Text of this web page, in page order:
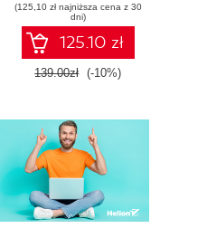
Tools, and
Microsoft Fabric -
Fourth Edition
(125,10 zł najniższa cena z 30
dni)
125.10 zł
139.00zł (-10%)